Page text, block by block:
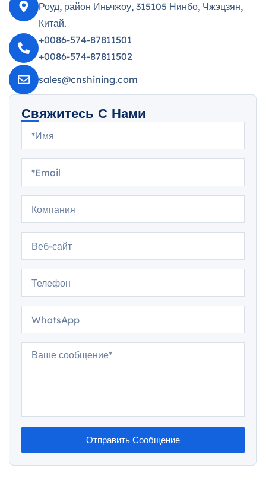
Роуд, район Иньчжоу, 315105 Нинбо, Чжэцзян,
Китай.
+0086-574-87811501
+0086-574-87811502
sales@cnshining.com
Свяжитесь С Нами
Отправить Сообщение